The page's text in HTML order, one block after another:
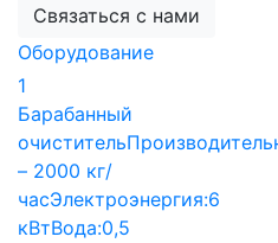
Связаться с нами
Оборудование
1
Барабанный
очиститель
– 2000 кг/
часЭлектроэнергия:6
кВтВода:0,5